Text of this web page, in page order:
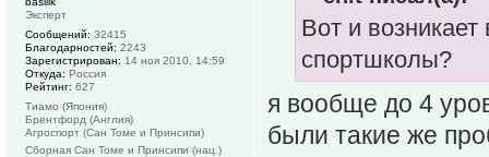
Вот и
спортшколы?
я вообще до 4
были такие же
Эксперт
Сообщений: 32415
Благодарностей: 2243
Зарегистрирован: 14 ноя 2010, 14:59
Откуда: Россия
Рейтинг: 627
Тиамо (Япония)
Брентфорд (Англия)
Агроспорт (Сан Томе и Принсипи)
Сборная Сан Томе и Принсипи (нац.)